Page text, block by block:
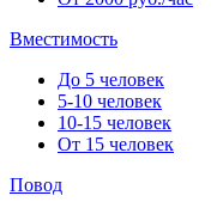
Вместимость
До 5 человек
5-10 человек
10-15 человек
От 15 человек
Повод